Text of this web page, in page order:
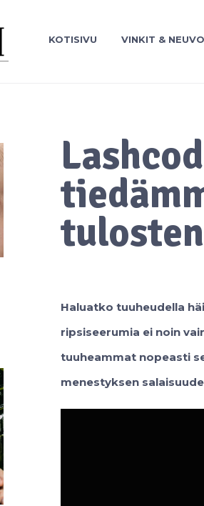
KOTISIVU VINKIT &
Haluatko tuuheudella
ripsiseerumia ei noin
tuuheammat nopeasti
menestyksen